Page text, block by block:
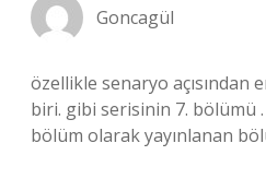
Goncagül
özellikle senaryo açısından
biri. gibi serisinin 7. bölümü .
bölüm olarak yayınlanan